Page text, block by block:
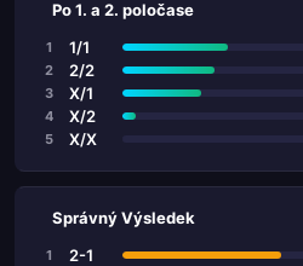
Po 1. a 2. poločase
1 1/1
2 2/2
3 X/1
4 X/2
5 X/X
Správný Výsledek
1 2-1